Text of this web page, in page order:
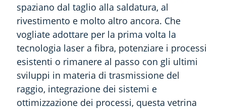
spaziano dal taglio alla saldatura, al
rivestimento e molto altro ancora. Che
vogliate adottare per la prima volta la
tecnologia laser a fibra, potenziare i processi
esistenti o rimanere al passo con gli ultimi
sviluppi in materia di trasmissione del
raggio, integrazione dei sistemi e
ottimizzazione dei processi, questa vetrina